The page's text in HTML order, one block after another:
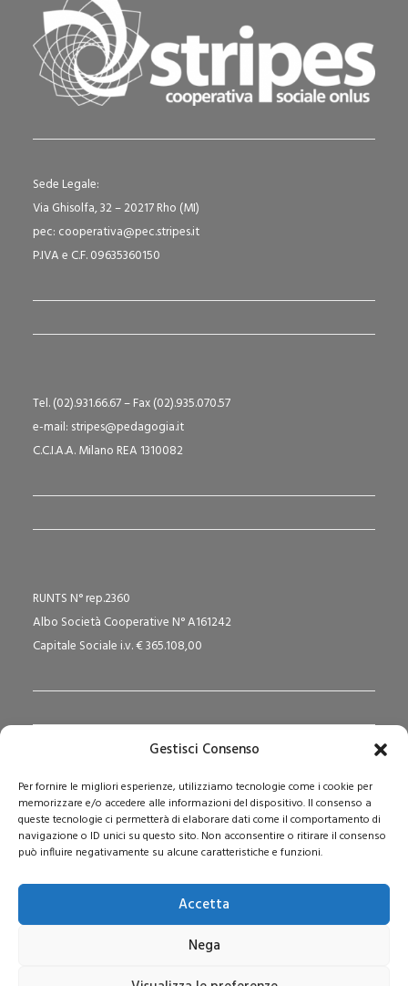
Gestisci Consenso
Per fornire le migliori esperienze, utilizziamo tecnologie come i cookie per
memorizzare e/o accedere alle informazioni del dispositivo. Il consenso a
queste tecnologie ci permetterà di elaborare dati come il comportamento di
navigazione o ID unici su questo sito. Non acconsentire o ritirare il consenso
può influire negativamente su alcune caratteristiche e funzioni.
Accetta
Nega
Sede Legale:
Via Ghisolfa, 32 – 20217 Rho (MI)
pec: cooperativa@pec.stripes.it
P.IVA e C.F. 09635360150
Tel. (02).931.66.67 – Fax (02).935.070.57
e-mail: stripes@pedagogia.it
C.C.I.A.A. Milano REA 1310082
RUNTS N° rep.2360
Albo Società Cooperative N° A161242
Capitale Sociale i.v. € 365.108,00
Via San Domenico Savio, 6 – 20017 Rho (MI)
Reg. Tribunale: n. 187 del 29/03/97 | ISSN: 1593-2259
Web:www.pedagogia.it